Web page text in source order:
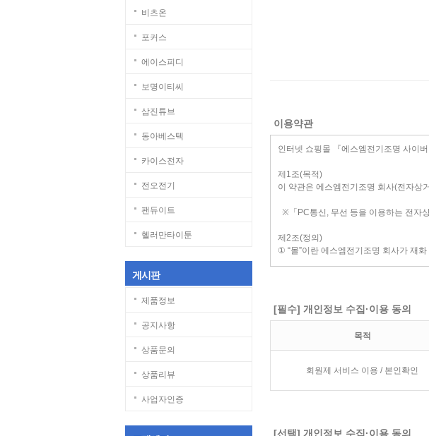
비츠온
포커스
에이스피디
보명이티씨
삼진튜브
동아베스텍
카이스전자
전오전기
팬듀이트
헬러만타이툰
게시판
제품정보
공지사항
상품문의
상품리뷰
사업자인증
이용약관
[필수] 개인정보 수집·이용 동의
목적
회원제 서비스 이용 / 본인확인
[선택] 개인정보 수집·이용 동의